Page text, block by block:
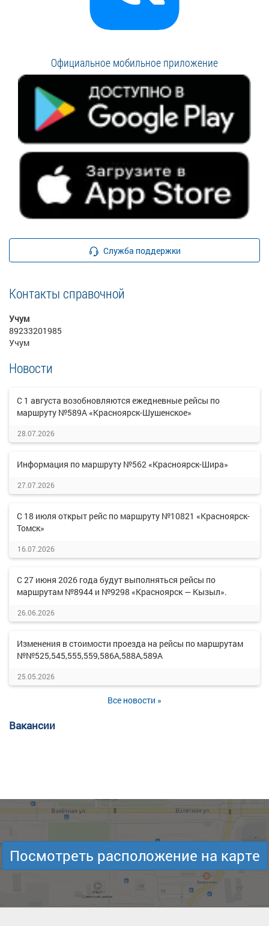
Официальное мобильное приложение
Служба поддержки
Контакты справочной
Учум
89233201985
Учум
Новости
С 1 августа возобновляются ежедневные рейсы по
маршруту №589А «Красноярск-Шушенское»
28.07.2026
Информация по маршруту №562 «Красноярск-Шира»
27.07.2026
С 18 июля открыт рейс по маршруту №10821 «Красноярск-
Томск»
16.07.2026
С 27 июня 2026 года будут выполняться рейсы по
маршрутам №8944 и №9298 «Красноярск — Кызыл».
26.06.2026
Изменения в стоимости проезда на рейсы по маршрутам
№№525,545,555,559,586А,588А,589А
25.05.2026
Все новости »
Вакансии
Посмотреть расположение на карте